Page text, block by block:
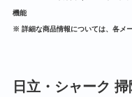
機能
※ 詳細な商品情報については、各メ
日立・シャーク